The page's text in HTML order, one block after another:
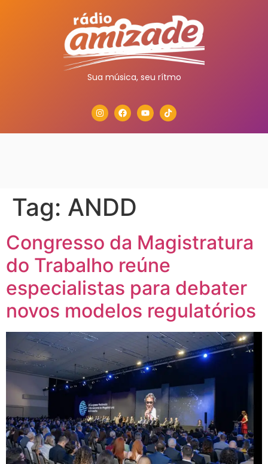
Sua música, seu rítmo
Tag: ANDD
Congresso da Magistratura
do Trabalho reúne
especialistas para debater
novos modelos regulatórios